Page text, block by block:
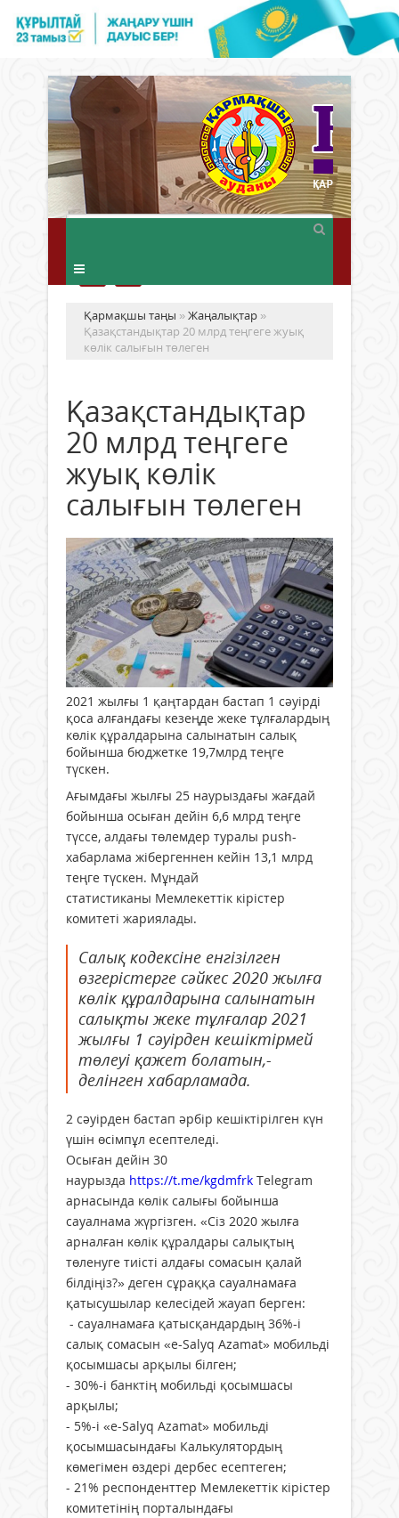
Қармақшы таңы »Жаңалықтар »
Қазақстандықтар 20 млрд теңгеге жуық
көлік салығын төлеген
Қазақстандықтар
20 млрд теңгеге
жуық көлік
салығын төлеген
2021 жылғы 1 қаңтардан бастап 1 сәуірді
қоса алғандағы кезеңде жеке тұлғалардың
көлік құралдарына салынатын салық
бойынша бюджетке 19,7млрд теңге
түскен.
Ағымдағы жылғы 25 наурыздағы жағдай
бойынша осыған дейін 6,6 млрд теңге
түссе, алдағы төлемдер туралы push-
хабарлама жібергеннен кейін 13,1 млрд
теңге түскен. Мұндай
статистиканы Мемлекеттік кірістер
комитеті жариялады.
Салық кодексіне енгізілген
өзгерістерге сәйкес 2020 жылға
көлік құралдарына салынатын
салықты жеке тұлғалар 2021
жылғы 1 сәуірден кешіктірмей
төлеуі қажет болатын,-
делінген хабарламада.
2 сәуірден бастап әрбір кешіктірілген күн
үшін өсімпұл есептеледі.
Осыған дейін 30
наурызда https://t.me/kgdmfrk Telegram
арнасында көлік салығы бойынша
сауалнама жүргізген. «Сіз 2020 жылға
арналған көлік құралдары салықтың
төленуге тиісті алдағы сомасын қалай
білдіңіз?» деген сұраққа сауалнамаға
қатысушылар келесідей жауап берген:
- сауалнамаға қатысқандардың 36%-і
салық сомасын «e-Salyq Azamat» мобильді
қосымшасы арқылы білген;
- 30%-і банктің мобильді қосымшасы
арқылы;
- 5%-і «e-Salyq Azamat» мобильді
қосымшасындағы Калькулятордың
көмегімен өздері дербес есептеген;
- 21% респонденттер Мемлекеттік кірістер
комитетінің порталындағы